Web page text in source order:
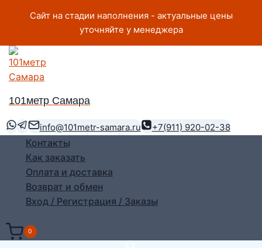
Сайт на стадии наполнения - актуальные цены
уточняйте у менеджера
101метр Самара
info@101metr-samara.ru +7(911) 920-02-38
Контакты
Как заказать
Оплата и доставка
Возврат и обмен
Вход / Регистрация / Заказы
0